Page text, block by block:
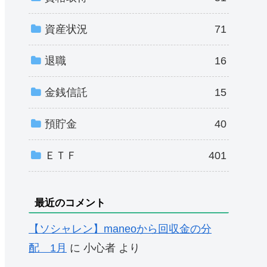
資産状況 71
退職 16
金銭信託 15
預貯金 40
ＥＴＦ 401
最近のコメント
【ソシャレン】maneoから回収金の分
配 1月 に 小心者 より